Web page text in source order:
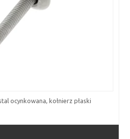
ocynkowana, kołnierz płaski